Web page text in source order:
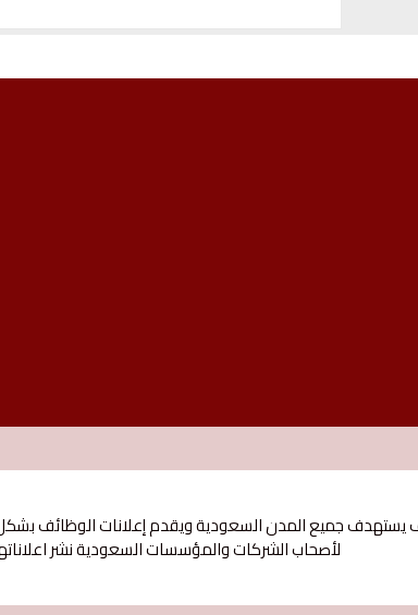
جميع المدن السعودية ويقدم إعلانات الوظائف بشكل
لأصحاب الشركات والمؤسسات السعودية نشر